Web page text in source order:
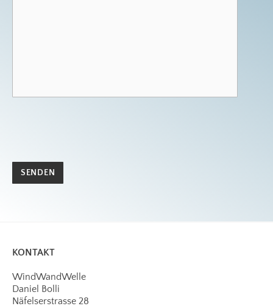
SENDEN
KONTAKT
WindWandWelle
Daniel Bolli
Näfelserstrasse 28